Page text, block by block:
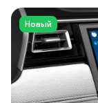
Новый